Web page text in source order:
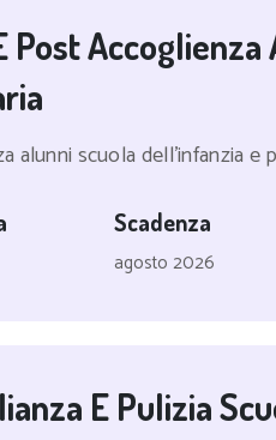
Post Accoglienza
alunni scuola dell'infanzia e
Scadenza
agosto 2026
E Pulizia